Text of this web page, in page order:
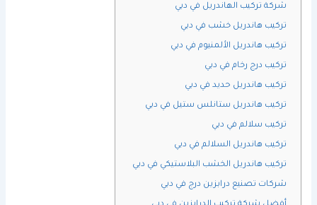
شركة تركيب الهاندريل في دبي
تركيب هاندريل خشب في دبي
تركيب هاندريل الألمنيوم في دبي
تركيب درج رخام في دبي
تركيب هاندريل حديد في دبي
تركيب هاندريل ستانلس ستيل في دبي
تركيب سلالم في دبي
تركيب هاندريل السلالم في دبي
تركيب هاندريل الخشب البلاستيكي في دبي
شركات تصنيع درابزين درج في دبي